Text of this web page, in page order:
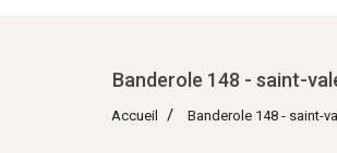
Banderole 148 - saint-
Accueil Banderole 148 - saint-